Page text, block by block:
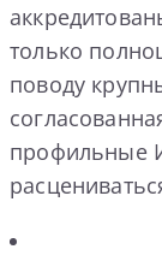
только
поводу
профильные